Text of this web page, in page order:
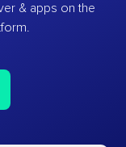
& apps on the